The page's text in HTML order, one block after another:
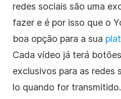
redes sociais são uma
fazer e é por isso que o
boa opção para a sua
Cada vídeo já terá
exclusivos para as redes
lo quando for transmitido.